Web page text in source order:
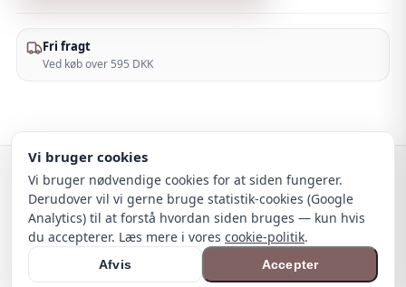
Fri fragt
Ved køb over 595 DKK
◆JyskBazar
Tarphagevej 49, 6710 Esbjerg V ·+45 28 29 90 23·info@jyskbazar.dk
CVR 37136743
Vi bruger cookies
Vi bruger nødvendige cookies for at siden fungerer.
Derudover vil vi gerne bruge statistik-cookies (Google
Analytics) til at forstå hvordan siden bruges — kun hvis
du accepterer. Læs mere i vores cookie-politik.
Afvis Accepter